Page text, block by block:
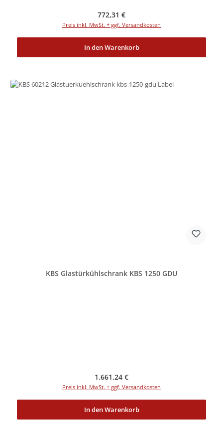
Regulärer Preis:
772,31 €
Preis inkl. MwSt. + ggf. Versandkosten
In den Warenkorb
KBS Glastürkühlschrank KBS 1250 GDU
Regulärer Preis:
1.661,24 €
Preis inkl. MwSt. + ggf. Versandkosten
In den Warenkorb